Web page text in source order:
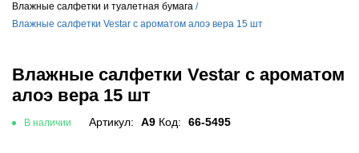
Влажные салфетки и туалетная бумага
Влажные салфетки Vestar с ароматом алоэ вера 15 шт
Влажные салфетки Vestar с ароматом
алоэ вера 15 шт
В наличии Артикул: A9 Код: 66-5495